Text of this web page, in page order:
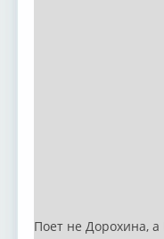
Поет не Дорохина,